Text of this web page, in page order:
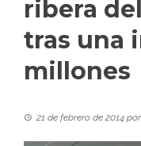
ribera
tras una
millones
21 de febrero de 2014 por